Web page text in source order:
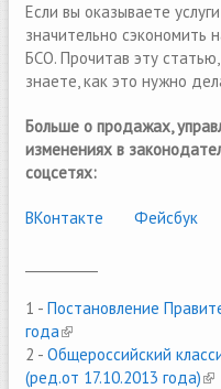
Если вы оказываете
значительно сэкономить
БСО. Прочитав эту
знаете, как это нужно
Больше о продажах,
изменениях в
соцсетях:
ВКонтакте (link is external)
Фейсбук
1 - Постановление
года(link is external)
2 - Общероссийский
(ред.от 17.10.2013 года)